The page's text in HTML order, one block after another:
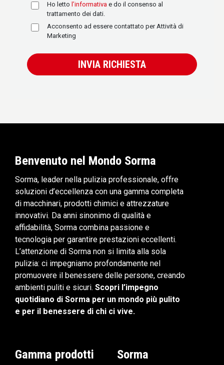
Ho letto l’informativa e do il consenso al
trattamento dei dati.
Acconsento ad essere contattato per Attività di
Marketing
INVIA RICHIESTA
Benvenuto nel Mondo Sorma
Sorma, leader nella pulizia professionale, offre
soluzioni d’eccellenza con una gamma completa
di macchinari, prodotti chimici e attrezzature
innovativi. Da anni sinonimo di qualità e
affidabilità, Sorma combina passione e
tecnologia per garantire prestazioni eccellenti.
L’attenzione di Sorma non si limita alla sola
pulizia: ci impegniamo profondamente nel
promuovere il benessere delle persone, creando
ambienti puliti e sicuri. Scopri l’impegno
quotidiano di Sorma per un mondo più pulito
e per il benessere di chi ci vive.
Gamma prodotti Sorma